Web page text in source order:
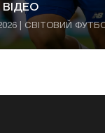
ВІДЕО
2026 | СВІТОВИЙ